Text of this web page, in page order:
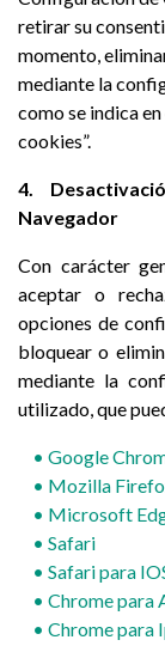
retirar su
momento,
mediante la
como se indica
cookies”.
4.
Navegador
Con carácter
aceptar o
opciones de
bloquear o
mediante la
utilizado, que
• Google
• Mozilla
• Microsoft
• Safari
• Safari para
• Chrome para
• Chrome para